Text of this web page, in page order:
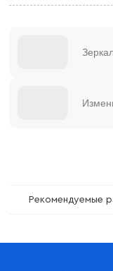
Рекомендуемые